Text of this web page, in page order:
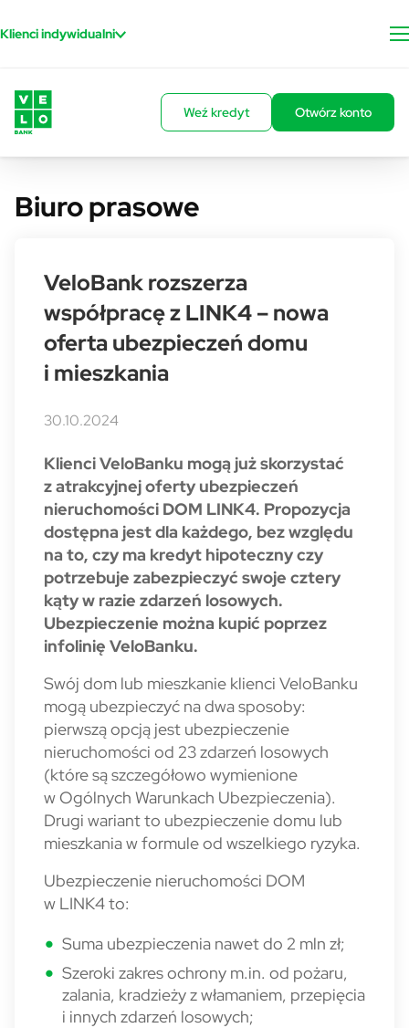
Klienci indywidualni
Weź kredyt Otwórz konto
Biuro prasowe
VeloBank rozszerza
współpracę z LINK4 – nowa
oferta ubezpieczeń domu
i mieszkania
30.10.2024
Klienci VeloBanku mogą już skorzystać
z atrakcyjnej oferty ubezpieczeń
nieruchomości DOM LINK4. Propozycja
dostępna jest dla każdego, bez względu
na to, czy ma kredyt hipoteczny czy
potrzebuje zabezpieczyć swoje cztery
kąty w razie zdarzeń losowych.
Ubezpieczenie można kupić poprzez
infolinię VeloBanku.
Swój dom lub mieszkanie klienci VeloBanku
mogą ubezpieczyć na dwa sposoby:
pierwszą opcją jest ubezpieczenie
nieruchomości od 23 zdarzeń losowych
(które są szczegółowo wymienione
w Ogólnych Warunkach Ubezpieczenia).
Drugi wariant to ubezpieczenie domu lub
mieszkania w formule od wszelkiego ryzyka.
Ubezpieczenie nieruchomości DOM
w LINK4 to:
Suma ubezpieczenia nawet do 2 mln zł;
Szeroki zakres ochrony m.in. od pożaru,
zalania, kradzieży z włamaniem, przepięcia
i innych zdarzeń losowych;